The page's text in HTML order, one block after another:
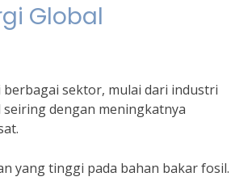
Global
sektor, mulai dari industri
dengan meningkatnya
yang tinggi pada bahan bakar fosil.